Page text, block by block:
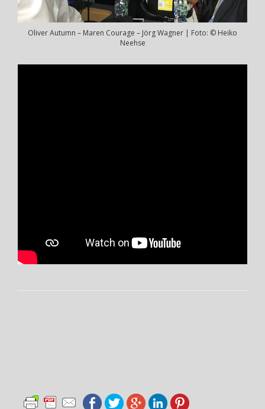
Oliver Autumn – Maren Courage – Jörg Wagner | Foto: © Heiko
Neehse